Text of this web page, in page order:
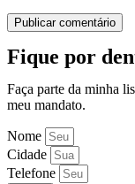
Fique por
Faça parte da minha
meu mandato.
Nome
Cidade
Telefone